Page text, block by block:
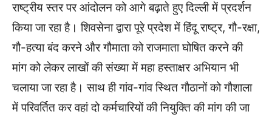
राष्ट्रीय स्तर पर आंदोलन को आगे बढ़ाते हुए दिल्ली में प्रदर्शन
किया जा रहा है। शिवसेना द्वारा पूरे प्रदेश में हिंदू राष्ट्र, गौ-रक्षा,
गौ-हत्या बंद करने और गौमाता को राजमाता घोषित करने की
मांग को लेकर लाखों की संख्या में महा हस्ताक्षर अभियान भी
चलाया जा रहा है। साथ ही गांव-गांव स्थित गौठानों को गौशाला
में परिवर्तित कर वहां दो कर्मचारियों की नियुक्ति की मांग की जा